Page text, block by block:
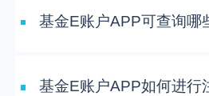
基金E账户APP可查询哪
基金E账户APP如何进行